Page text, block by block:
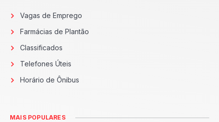
Vagas de Emprego
Farmácias de Plantão
Classificados
Telefones Úteis
Horário de Ônibus
MAIS POPULARES